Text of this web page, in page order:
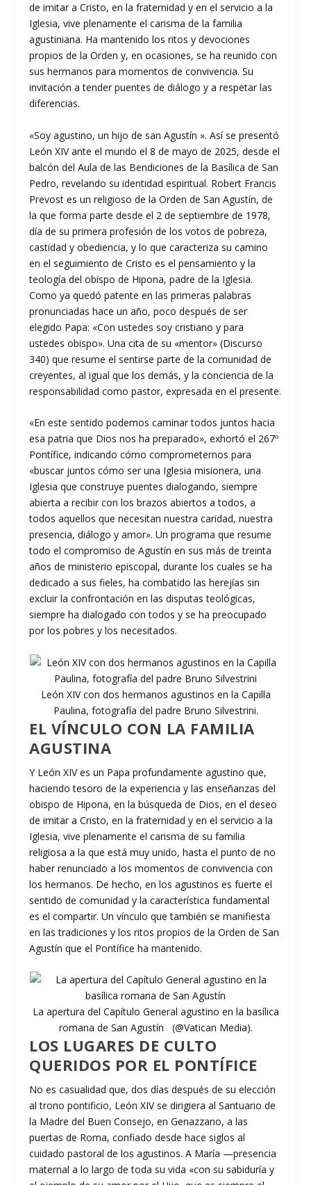
de imitar a Cristo, en la fraternidad y en el servicio a la
Iglesia, vive plenamente el carisma de la familia
agustiniana. Ha mantenido los ritos y devociones
propios de la Orden y, en ocasiones, se ha reunido con
sus hermanos para momentos de convivencia. Su
invitación a tender puentes de diálogo y a respetar las
diferencias.
«Soy agustino, un hijo de san Agustín ». Así se presentó
León XIV ante el mundo el 8 de mayo de 2025, desde el
balcón del Aula de las Bendiciones de la Basílica de San
Pedro, revelando su identidad espiritual. Robert Francis
Prevost es un religioso de la Orden de San Agustín, de
la que forma parte desde el 2 de septiembre de 1978,
día de su primera profesión de los votos de pobreza,
castidad y obediencia, y lo que caracteriza su camino
en el seguimiento de Cristo es el pensamiento y la
teología del obispo de Hipona, padre de la Iglesia.
Como ya quedó patente en las primeras palabras
pronunciadas hace un año, poco después de ser
elegido Papa: «Con ustedes soy cristiano y para
ustedes obispo». Una cita de su «mentor» (Discurso
340) que resume el sentirse parte de la comunidad de
creyentes, al igual que los demás, y la conciencia de la
responsabilidad como pastor, expresada en el presente.
«En este sentido podemos caminar todos juntos hacia
esa patria que Dios nos ha preparado», exhortó el 267º
Pontífice, indicando cómo comprometernos para
«buscar juntos cómo ser una Iglesia misionera, una
Iglesia que construye puentes dialogando, siempre
abierta a recibir con los brazos abiertos a todos, a
todos aquellos que necesitan nuestra caridad, nuestra
presencia, diálogo y amor». Un programa que resume
todo el compromiso de Agustín en sus más de treinta
años de ministerio episcopal, durante los cuales se ha
dedicado a sus fieles, ha combatido las herejías sin
excluir la confrontación en las disputas teológicas,
siempre ha dialogado con todos y se ha preocupado
por los pobres y los necesitados.
León XIV con dos hermanos agustinos en la Capilla
Paulina, fotografía del padre Bruno Silvestrini.
EL VÍNCULO CON LA FAMILIA
AGUSTINA
Y León XIV es un Papa profundamente agustino que,
haciendo tesoro de la experiencia y las enseñanzas del
obispo de Hipona, en la búsqueda de Dios, en el deseo
de imitar a Cristo, en la fraternidad y en el servicio a la
Iglesia, vive plenamente el carisma de su familia
religiosa a la que está muy unido, hasta el punto de no
haber renunciado a los momentos de convivencia con
los hermanos. De hecho, en los agustinos es fuerte el
sentido de comunidad y la característica fundamental
es el compartir. Un vínculo que también se manifiesta
en las tradiciones y los ritos propios de la Orden de San
Agustín que el Pontífice ha mantenido.
La apertura del Capítulo General agustino en la basílica
romana de San Agustín (@Vatican Media).
LOS LUGARES DE CULTO
QUERIDOS POR EL PONTÍFICE
No es casualidad que, dos días después de su elección
al trono pontificio, León XIV se dirigiera al Santuario de
la Madre del Buen Consejo, en Genazzano, a las
puertas de Roma, confiado desde hace siglos al
cuidado pastoral de los agustinos. A María —presencia
maternal a lo largo de toda su vida «con su sabiduría y